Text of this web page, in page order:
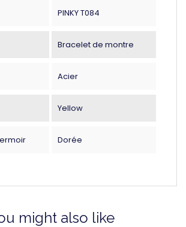
PINKY T084
Bracelet de montre
Acier
Yellow
Dorée
might also like